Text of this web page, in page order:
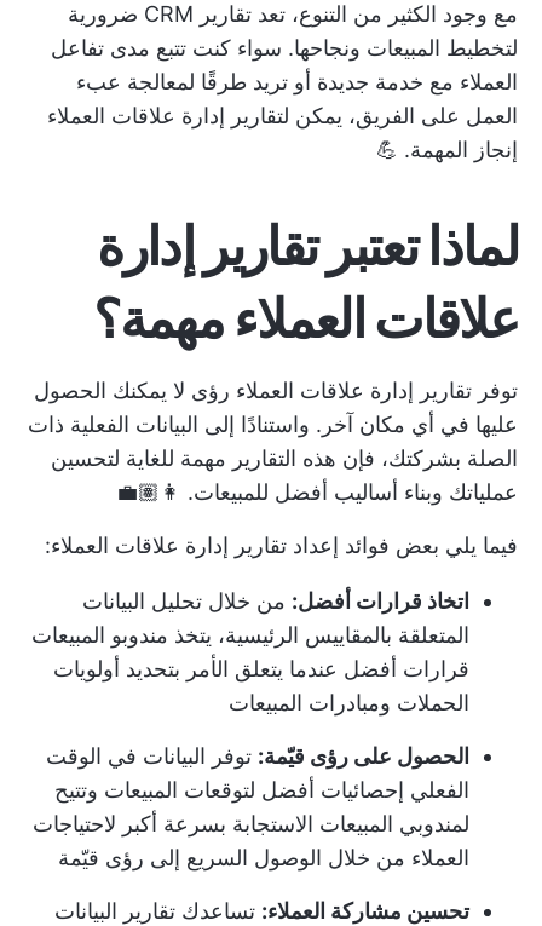
مع وجود الكثير من التنوع، تعد تقارير CRM ضرورية
لتخطيط المبيعات ونجاحها. سواء كنت تتبع مدى تفاعل
العملاء مع خدمة جديدة أو تريد طرقًا لمعالجة عبء
العمل على الفريق، يمكن لتقارير إدارة علاقات العملاء
إنجاز المهمة. 💪
لماذا تعتبر تقارير إدارة
علاقات العملاء مهمة؟
توفر تقارير إدارة علاقات العملاء رؤى لا يمكنك الحصول
عليها في أي مكان آخر. واستنادًا إلى البيانات الفعلية ذات
الصلة بشركتك، فإن هذه التقارير مهمة للغاية لتحسين
عملياتك وبناء أساليب أفضل للمبيعات. 👩🏽‍💼
فيما يلي بعض فوائد إعداد تقارير إدارة علاقات العملاء:
اتخاذ قرارات أفضل: من خلال تحليل البيانات
المتعلقة بالمقاييس الرئيسية، يتخذ مندوبو المبيعات
قرارات أفضل عندما يتعلق الأمر بتحديد أولويات
الحملات ومبادرات المبيعات
الحصول على رؤى قيّمة: توفر البيانات في الوقت
الفعلي إحصائيات أفضل لتوقعات المبيعات وتتيح
لمندوبي المبيعات الاستجابة بسرعة أكبر لاحتياجات
العملاء من خلال الوصول السريع إلى رؤى قيّمة
تحسين مشاركة العملاء: تساعدك تقارير البيانات